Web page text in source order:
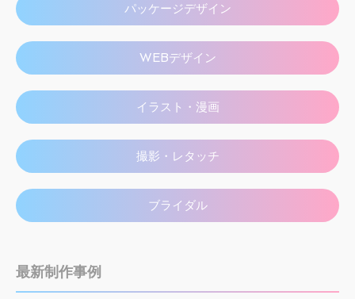
パッケージデザイン
WEBデザイン
イラスト・漫画
撮影・レタッチ
ブライダル
最新制作事例